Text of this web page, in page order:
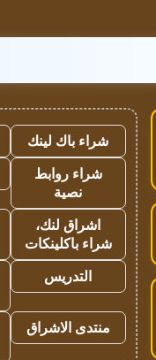
شراء باك لينك
شراء روابط
نصية
اشراق لنك،
شراء باكلينكات
التدريس
منتدى الاشراق